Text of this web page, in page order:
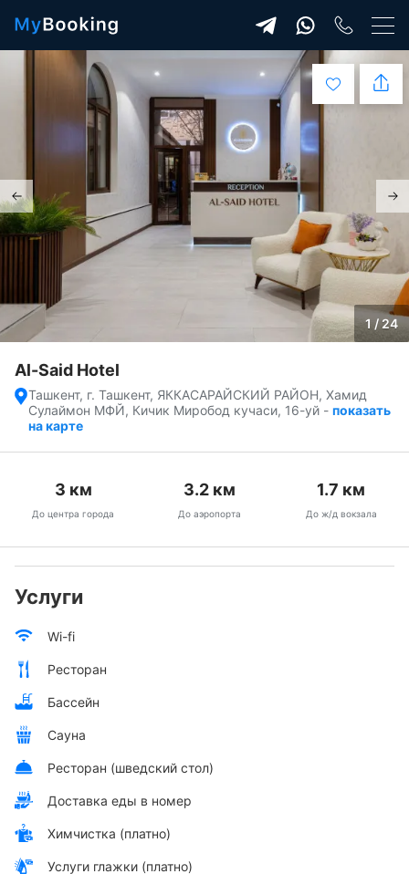
1 / 24
Al-Said Hotel
Ташкент, г. Ташкент, ЯККАСАРАЙСКИЙ РАЙОН, Хамид
Сулаймон МФЙ, Кичик Миробод кучаси, 16-уй - показать
на карте
3 км
До центра города
3.2 км
До аэропорта
1.7 км
До ж/д вокзала
Услуги
Wi-fi
Ресторан
Бассейн
Сауна
Ресторан (шведский стол)
Доставка еды в номер
Химчистка (платно)
Услуги глажки (платно)